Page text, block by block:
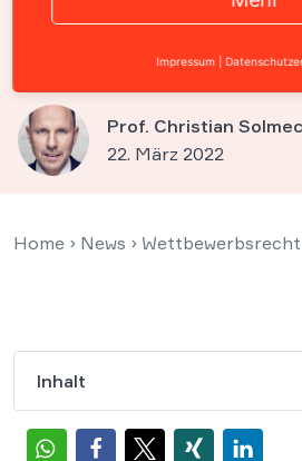
exportierter Käse
Prof. Christian
22. März 2022
Home › News › Wettbewerbsrecht
Inhalt
Impressum